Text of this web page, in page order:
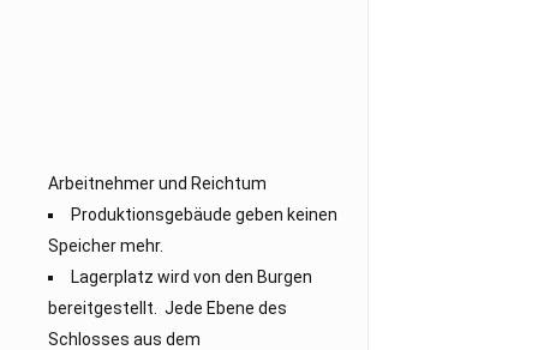
Arbeitnehmer und Reichtum
Produktionsgebäude geben keinen
Speicher mehr.
Lagerplatz wird von den Burgen
bereitgestellt. Jede Ebene des
Schlosses aus dem